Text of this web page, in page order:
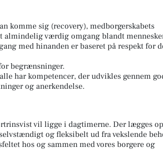
komme sig (recovery), medborgerskabets
almindelig værdig omgang blandt
med hinanden er baseret på respekt for
begrænsninger.
har kompetencer, der udvikles gennem
og anerkendelse.
vil ligge i dagtimerne. Der lægges
og fleksibelt ud fra vekslende
hos og sammen med vores borgere og